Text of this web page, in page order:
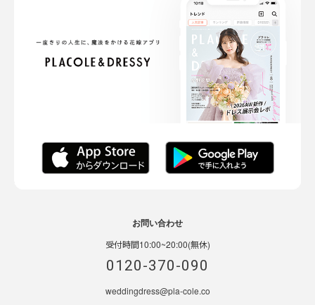
お問い合わせ
受付時間10:00~20:00(無休)
0120-370-090
weddingdress@pla-cole.co